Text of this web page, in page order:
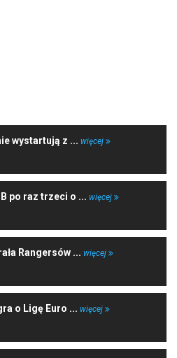
wystartują z ... więcej
po raz trzeci o ... więcej
Rangersów ... więcej
o Ligę Euro ... więcej